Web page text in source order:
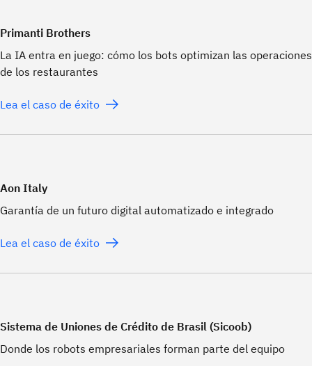
Primanti Brothers
La IA entra en juego: cómo los bots optimizan las operaciones
de los restaurantes
Lea el caso de éxito
Aon Italy
Garantía de un futuro digital automatizado e integrado
Lea el caso de éxito
Sistema de Uniones de Crédito de Brasil (Sicoob)
Donde los robots empresariales forman parte del equipo